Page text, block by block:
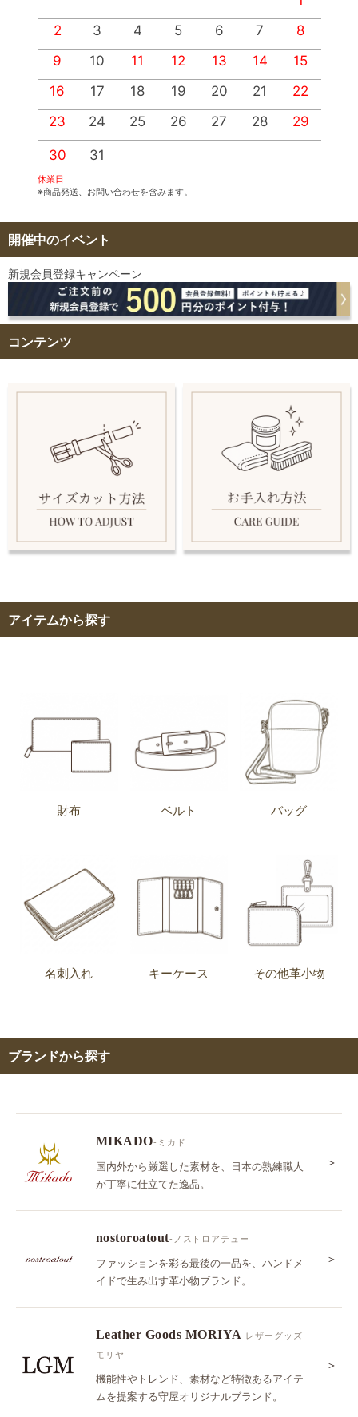
2
3 4 5 6 7
8
9
10 11 12 13 14
15
16
17 18 19 20 21
22
23
24 25 26 27 28 29
30 31
休業日
※商品発送、お問い合わせを含みます。
開催中のイベント
新規会員登録キャンペーン
コンテンツ
アイテムから探す
財布 ベルト バッグ
名刺入れ キーケース その他革小物
ブランドから探す
MIKADO-ミカド
国内外から厳選した素材を、日本の熟練職人
が丁寧に仕立てた逸品。
＞
nostoroatout-ノストロアテュー
ファッションを彩る最後の一品を、ハンドメ
イドで生み出す革小物ブランド。
＞
Leather Goods MORIYA-レザーグッズ
モリヤ
機能性やトレンド、素材など特徴あるアイテ
ムを提案する守屋オリジナルブランド。
＞